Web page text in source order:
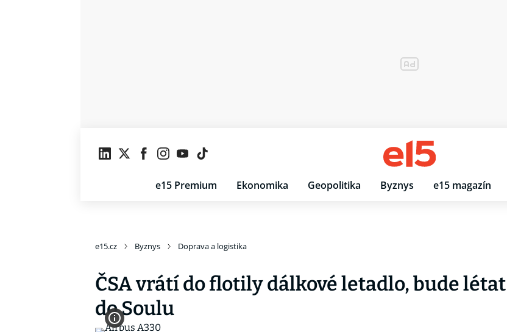
e15 Premium Ekonomika Geopolitika Byznys e15 magazín
e15.cz Byznys Doprava a logistika
ČSA vrátí do flotily dálkové letadlo, bude létat
do Soulu